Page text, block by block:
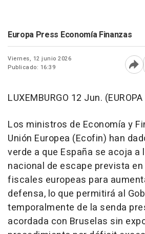
Europa Press Economía Finanzas
Viernes, 12 junio 2026
Publicado: 16:39
LUXEMBURGO 12 Jun.
Los ministros de Economía y
Unión Europea (Ecofin) han
verde a que España se acoja a
nacional de escape prevista
fiscales europeas para
defensa, lo que permitirá al
temporalmente de la senda
acordada con Bruselas sin